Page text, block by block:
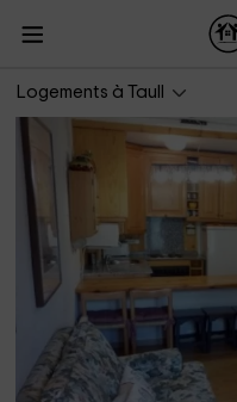
Logements à Taull
Apartamentos Pleta Bona-